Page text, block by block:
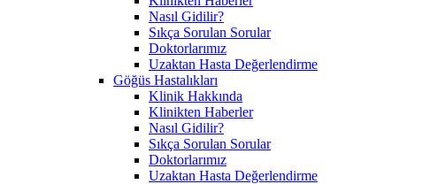
Nasıl Gidilir?
Sıkça Sorulan Sorular
Doktorlarımız
Uzaktan Hasta Değerlendirme
Göğüs Hastalıkları
Klinik Hakkında
Klinikten Haberler
Nasıl Gidilir?
Sıkça Sorulan Sorular
Doktorlarımız
Uzaktan Hasta Değerlendirme